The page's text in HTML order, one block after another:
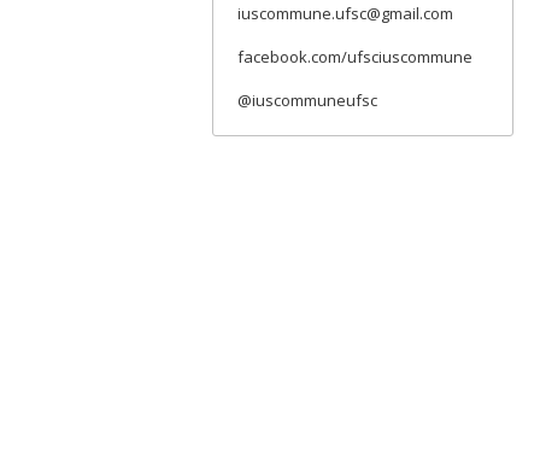
iuscommune.ufsc@gmail.com
facebook.com/ufsciuscommune
@iuscommuneufsc